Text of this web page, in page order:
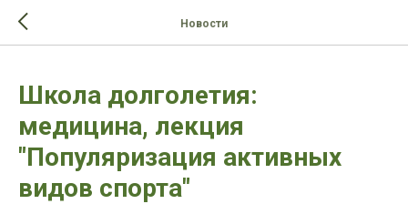
Новости
Школа долголетия:
медицина, лекция
"Популяризация активных
видов спорта"